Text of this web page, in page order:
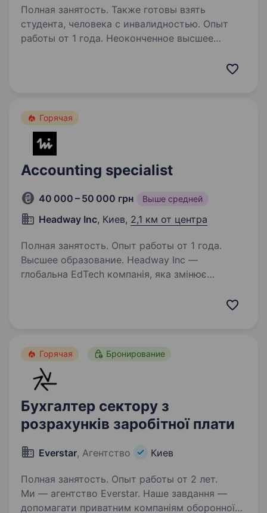
Полная занятость. Также готовы взять
студента, человека с инвалидностью. Опыт
работы от 1 года. Неоконченное высшее
найвідоміших фінтех-брендів в Україні, якому
процеси та будуємо новий рівень фінансових
сервісів. Зараз ми шукаємо…
Горячая
Accounting specialist
40 000 – 50 000 грн Выше средней
Headway Inc, Киев, 2,1 км от центра
Полная занятость. Опыт работы от 1 года.
Высшее образование. Headway Inc —
глобальна EdTech компанія, яка змінює
створюючи цифрові продукти для понад 150
Горячая Бронирование
Бухгалтер сектору з
розрахунків заробітної плати
Everstar, Агентство Киев
Полная занятость. Опыт работы от 2 лет.
Ми — агентство Everstar. Наше завдання —
допомагати приватним компаніям оборонної